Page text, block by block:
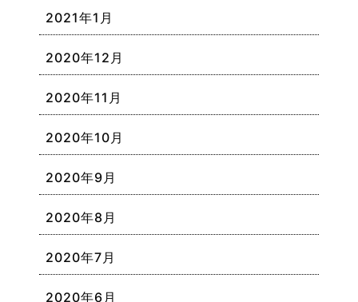
2021年1月
2020年12月
2020年11月
2020年10月
2020年9月
2020年8月
2020年7月
2020年6月